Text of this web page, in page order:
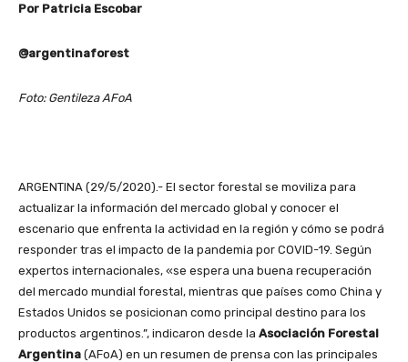
Por Patricia Escobar
@argentinaforest
Foto: Gentileza AFoA
ARGENTINA (29/5/2020).- El sector forestal se moviliza para
actualizar la información del mercado global y conocer el
escenario que enfrenta la actividad en la región y cómo se podrá
responder tras el impacto de la pandemia por COVID-19. Según
expertos internacionales, «se espera una buena recuperación
del mercado mundial forestal, mientras que países como China y
Estados Unidos se posicionan como principal destino para los
productos argentinos.”, indicaron desde la Asociación Forestal
Argentina (AFoA) en un resumen de prensa con las principales